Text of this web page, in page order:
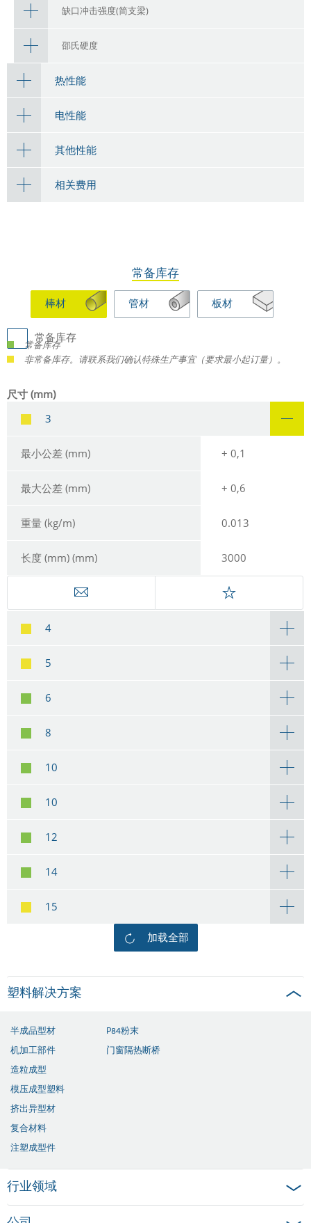
缺口冲击强度(简支梁)
邵氏硬度
热性能
电性能
其他性能
相关费用
常备库存
棒材 管材 板材
常备库存
常备库存
非常备库存。请联系我们确认特殊生产事宜（要求最小起订量）。
尺寸 (mm)
3
最小公差 (mm) + 0,1
最大公差 (mm) + 0,6
重量 (kg/m) 0.013
长度 (mm) (mm) 3000
4
5
6
8
10
10
12
14
15
加载全部
塑料解决方案
半成品型材
机加工部件
造粒成型
模压成型塑料
挤出异型材
复合材料
注塑成型件
P84粉末
门窗隔热断桥
行业领域